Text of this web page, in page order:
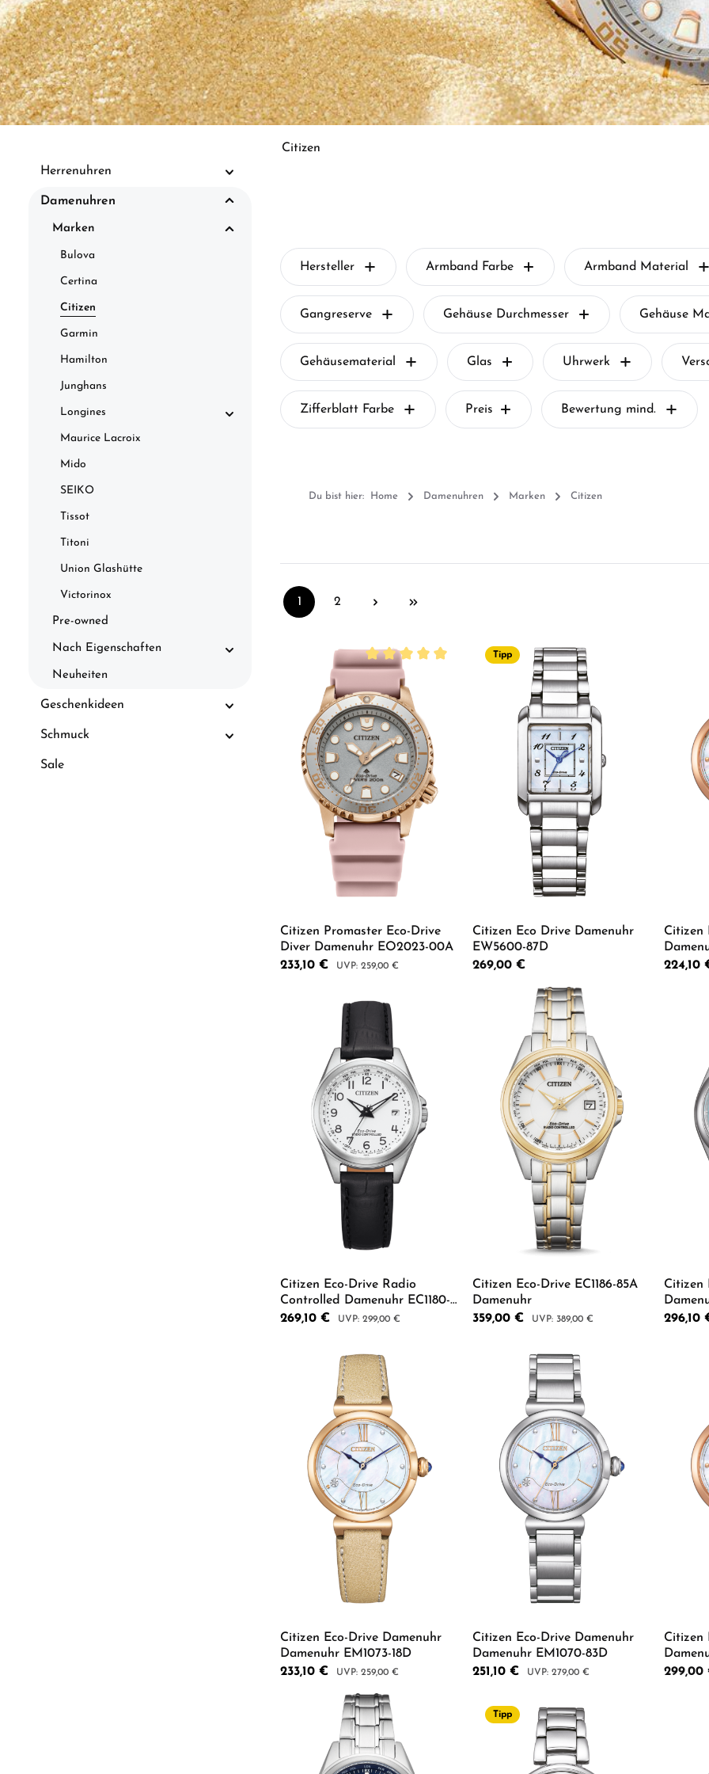
Herrenuhren
Damenuhren
Marken
Bulova
Certina
Citizen
Garmin
Hamilton
Junghans
Longines
Maurice Lacroix
Mido
SEIKO
Tissot
Titoni
Union Glashütte
Victorinox
Pre-owned
Nach Eigenschaften
Neuheiten
Geschenkideen
Schmuck
Sale
Citizen
Hersteller Armband Farbe Armband Material
Gangreserve Gehäuse Durchmesser Gehäuse
Gehäusematerial Glas Uhrwerk
Zifferblatt Farbe Preis Bewertung mind.
Du bist hier: Home Damenuhren Marken Citizen
Seite
1 2
Durchschnittliche Bewertung von 5 von 5 Sternen
Citizen Promaster Eco-Drive
Diver Damenuhr EO2023-00A
Verkaufspreis:
233,10 € Regulärer Preis:
259,00 €
Produkt Anzahl: Gib den gewünschten Wert
Tipp
Citizen Eco Drive Damenuhr
EW5600-87D
Regulärer Preis:
269,00 €
Produkt Anzahl: Gib den
Citizen
224,10
Citizen Eco-Drive Radio
Controlled Damenuhr EC1180-
14A
Verkaufspreis:
269,10 € Regulärer Preis:
299,00 €
Produkt Anzahl: Gib den gewünschten Wert
Citizen Eco-Drive EC1186-85A
Damenuhr
Verkaufspreis:
359,00 € Regulärer Preis:
389,00 €
Produkt Anzahl: Gib den
Citizen
296,10
Citizen Eco-Drive Damenuhr
Damenuhr EM1073-18D
Verkaufspreis:
233,10 € Regulärer Preis:
259,00 €
Produkt Anzahl: Gib den gewünschten Wert
Citizen Eco-Drive Damenuhr
Damenuhr EM1070-83D
Verkaufspreis:
251,10 € Regulärer Preis:
279,00 €
Produkt Anzahl: Gib den
Citizen
Regulärer
299,00
Tipp